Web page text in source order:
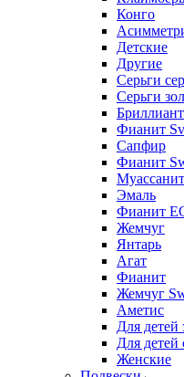
Конго
Детские
Другие
Серьги
Серьги
Бриллиант
Фианит
Сапфир
Фианит
Муассанит
Эмаль
Фианит
Жемчуг
Янтарь
Агат
Фианит
Жемчуг
Аметис
Для детей
Для детей
Женские